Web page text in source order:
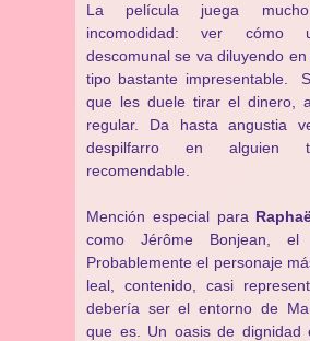
La película juega
incomodidad: ver cómo
descomunal se va diluyendo
tipo bastante impresentable.
que les duele tirar el dinero,
regular. Da hasta angustia
despilfarro en alguien
recomendable.
Mención especial para
como Jérôme Bonjean, el
Probablemente el personaje
leal, contenido, casi
debería ser el entorno de
que es. Un oasis de dignidad